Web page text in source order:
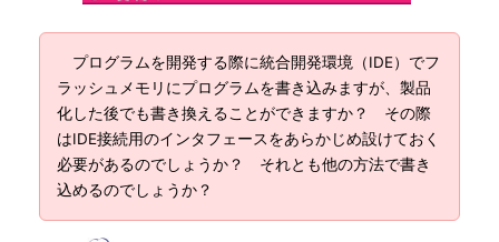
プログラムを開発する際に統合開発環境（IDE）でフ
ラッシュメモリにプログラムを書き込みますが、製品
化した後でも書き換えることができますか？ その際
はIDE接続用のインタフェースをあらかじめ設けておく
必要があるのでしょうか？ それとも他の方法で書き
込めるのでしょうか？